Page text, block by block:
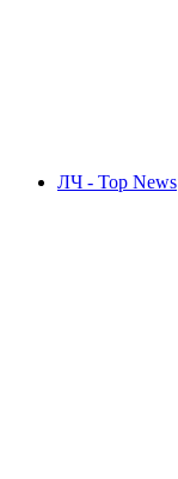
ЛЧ - Top News